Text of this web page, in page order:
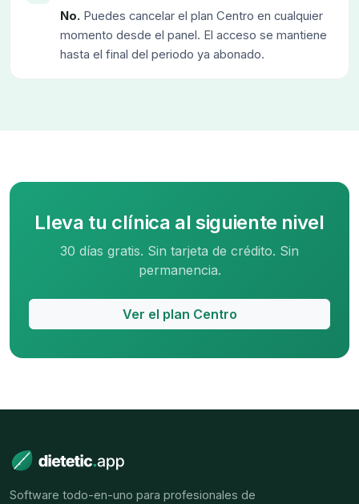
No. Puedes cancelar el plan Centro en cualquier
momento desde el panel. El acceso se mantiene
hasta el final del periodo ya abonado.
Lleva tu clínica al siguiente nivel
30 días gratis. Sin tarjeta de crédito. Sin
permanencia.
Ver el plan Centro
Software todo-en-uno para profesionales de